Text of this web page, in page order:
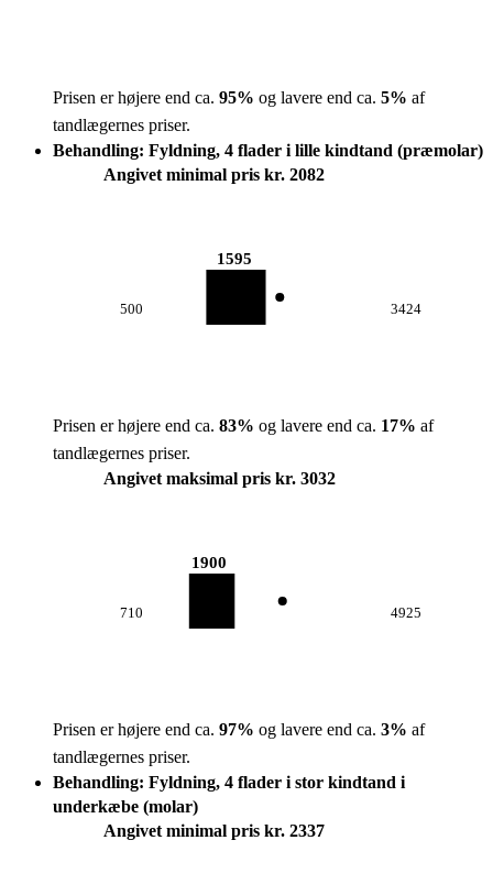
Prisen er højere end ca. 95% og lavere end ca. 5% af
tandlægernes priser.
Behandling: Fyldning, 4 flader i lille kindtand (præmolar)
Angivet minimal pris kr. 2082
500
1595
3424
Prisen er højere end ca. 83% og lavere end ca. 17% af
tandlægernes priser.
Angivet maksimal pris kr. 3032
710
1900
4925
Prisen er højere end ca. 97% og lavere end ca. 3% af
tandlægernes priser.
Behandling: Fyldning, 4 flader i stor kindtand i
underkæbe (molar)
Angivet minimal pris kr. 2337